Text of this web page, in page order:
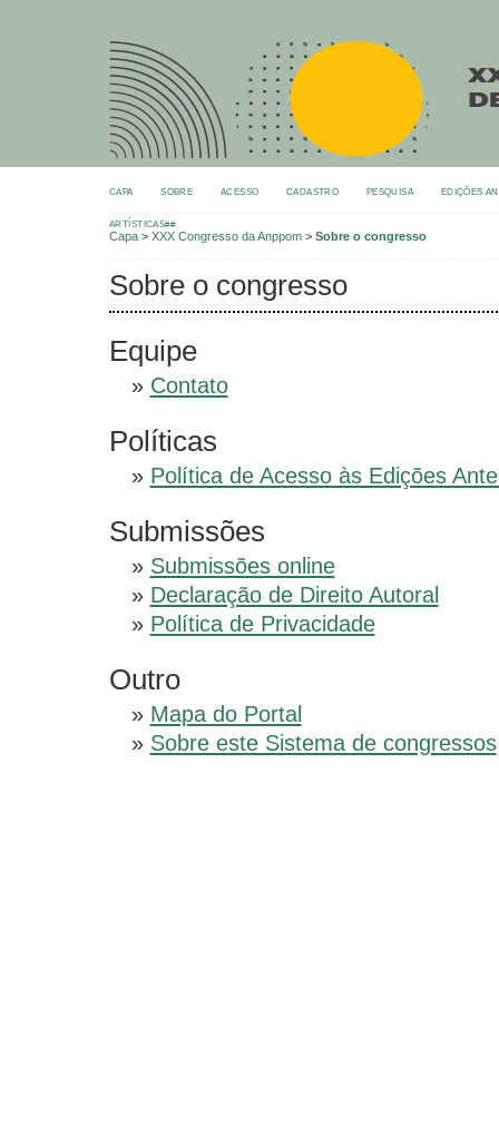
CAPA SOBRE ACESSO CADASTRO PESQUISA EDIÇÕES
ARTÍSTICAS##
Capa > XXX Congresso da Anppom > Sobre o congresso
Sobre o congresso
Equipe
» Contato
Políticas
» Política de Acesso às Edições
Submissões
» Submissões online
» Declaração de Direito Autoral
» Política de Privacidade
Outro
» Mapa do Portal
» Sobre este Sistema de congressos